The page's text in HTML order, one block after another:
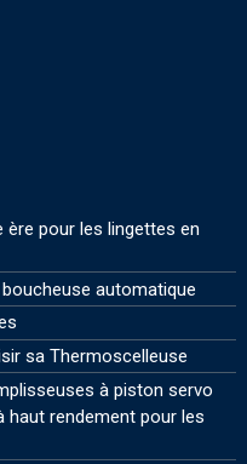
ère pour les lingettes en
automatique
sa Thermoscelleuse
à piston servo
haut rendement pour les